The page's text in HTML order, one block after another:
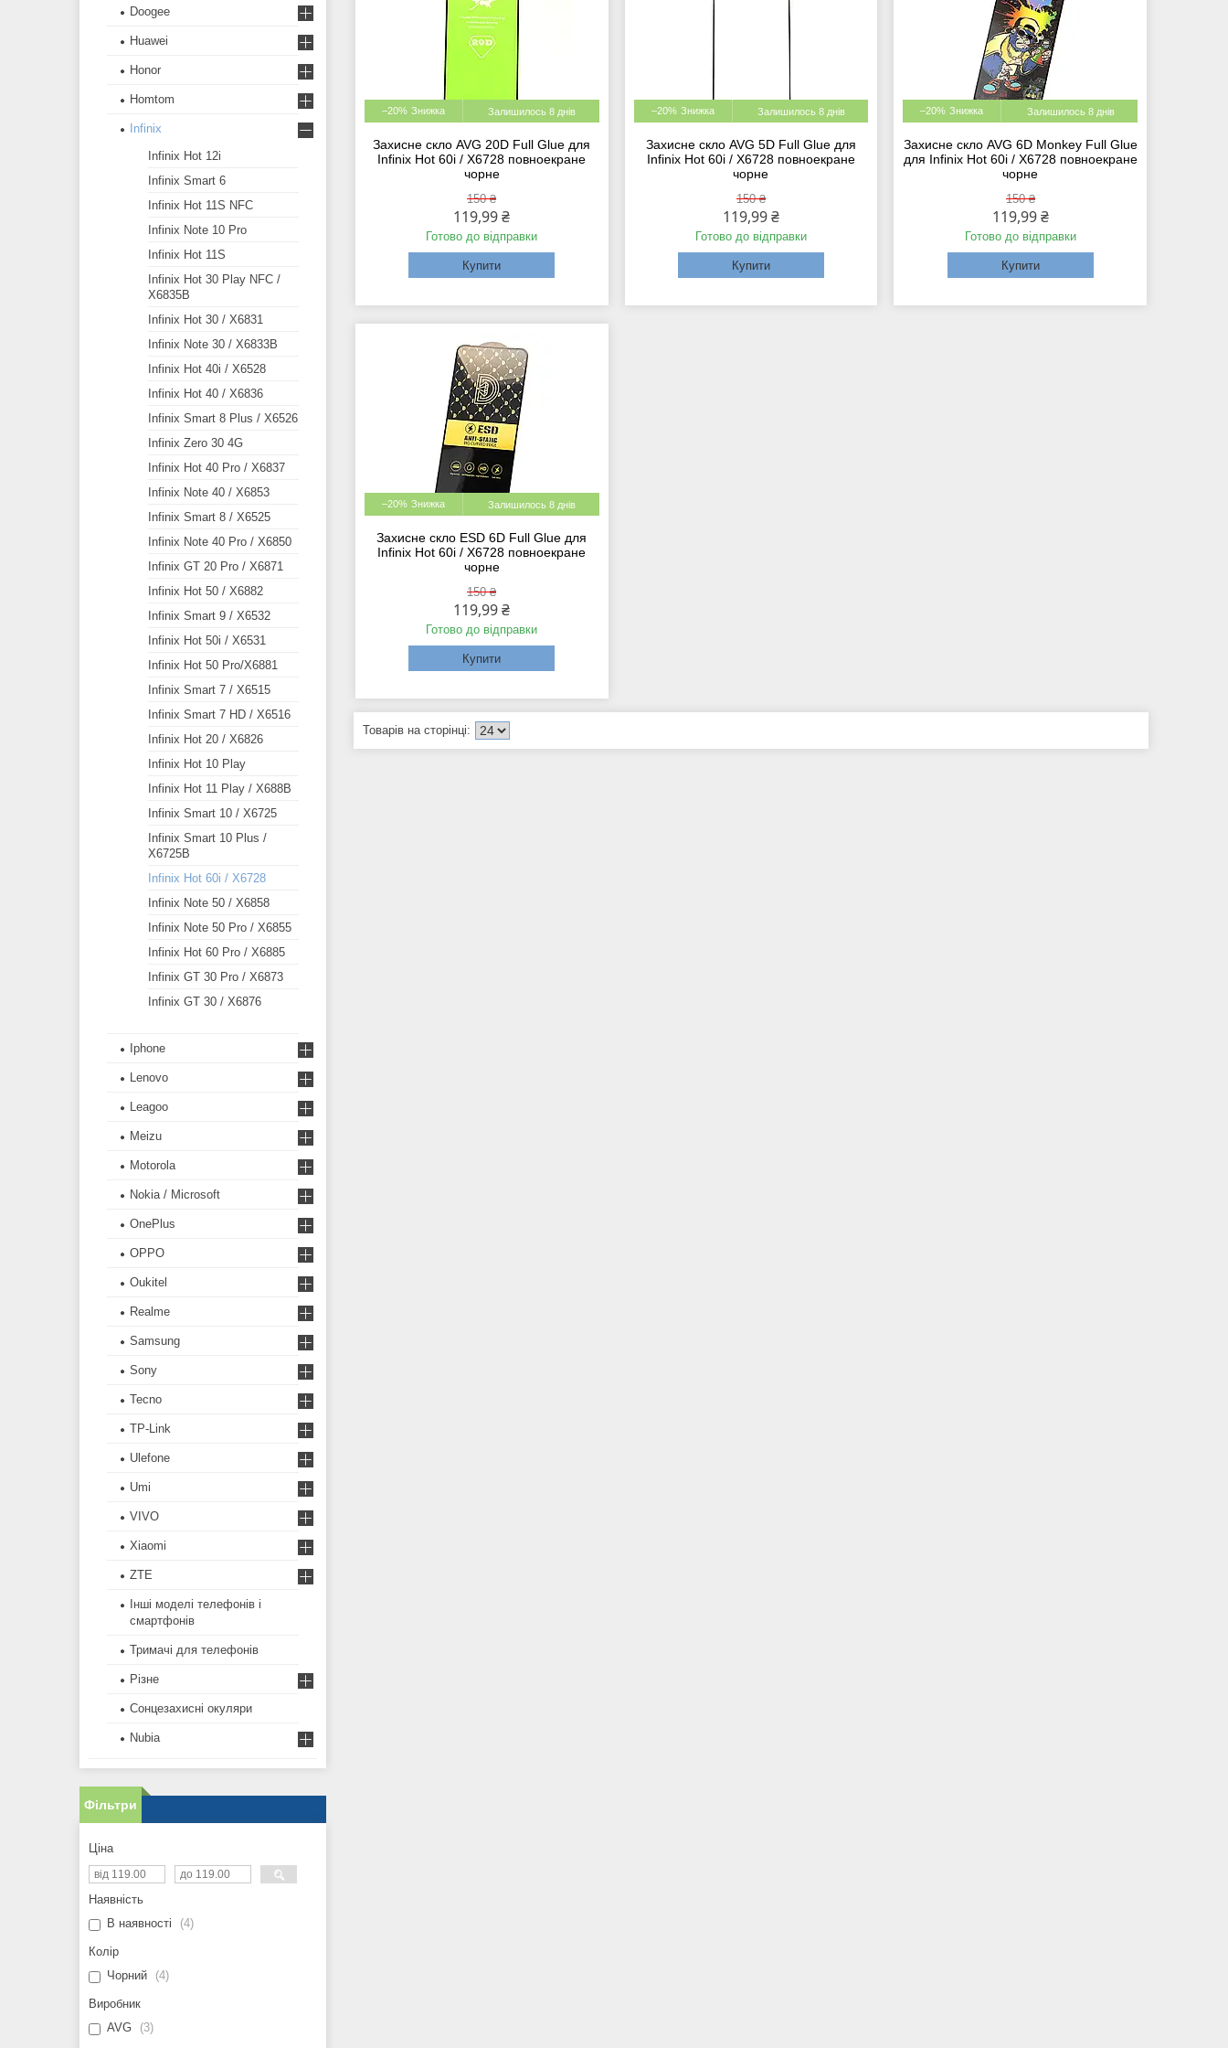
–20% Залишилось 8 днів
Захисне скло AVG 20D Full Glue для
Infinix Hot 60i / X6728 повноекране
чорне
150 ₴
119,99 ₴
Готово до відправки
Купити
–20% Залишилось 8 днів
Захисне скло AVG 5D Full Glue для
Infinix Hot 60i / X6728 повноекране
чорне
150 ₴
119,99 ₴
Готово до відправки
Купити
–20% Залишилось 8 днів
Захисне скло AVG 6D Monkey Full Glue
для Infinix Hot 60i / X6728 повноекране
чорне
150 ₴
119,99 ₴
Готово до відправки
Купити
–20% Залишилось 8 днів
Захисне скло ESD 6D Full Glue для
Infinix Hot 60i / X6728 повноекране
чорне
150 ₴
119,99 ₴
Готово до відправки
Купити
Doogee
Huawei
Honor
Homtom
Infinix
Infinix Hot 12i
Infinix Smart 6
Infinix Hot 11S NFC
Infinix Note 10 Pro
Infinix Hot 11S
Infinix Hot 30 Play NFC /
X6835B
Infinix Hot 30 / X6831
Infinix Note 30 / X6833B
Infinix Hot 40i / X6528
Infinix Hot 40 / X6836
Infinix Smart 8 Plus / X6526
Infinix Zero 30 4G
Infinix Hot 40 Pro / X6837
Infinix Note 40 / X6853
Infinix Smart 8 / X6525
Infinix Note 40 Pro / X6850
Infinix GT 20 Pro / X6871
Infinix Hot 50 / X6882
Infinix Smart 9 / X6532
Infinix Hot 50i / X6531
Infinix Hot 50 Pro/X6881
Infinix Smart 7 / X6515
Infinix Smart 7 HD / X6516
Infinix Hot 20 / X6826
Infinix Hot 10 Play
Infinix Hot 11 Play / X688B
Infinix Smart 10 / X6725
Infinix Smart 10 Plus /
X6725B
Infinix Hot 60i / X6728
Infinix Note 50 / X6858
Infinix Note 50 Pro / X6855
Infinix Hot 60 Pro / X6885
Infinix GT 30 Pro / X6873
Infinix GT 30 / X6876
Iphone
Lenovo
Leagoo
Meizu
Motorola
Nokia / Microsoft
OnePlus
OPPO
Oukitel
Realme
Samsung
Sony
Tecno
TP-Link
Ulefone
Umi
VIVO
Xiaomi
ZTE
Інші моделі телефонів і
смартфонів
Тримачі для телефонів
Різне
Сонцезахисні окуляри
Nubia
Фільтри
Ціна
Наявність
В наявності
4
Колір
Чорний
4
Виробник
AVG
3